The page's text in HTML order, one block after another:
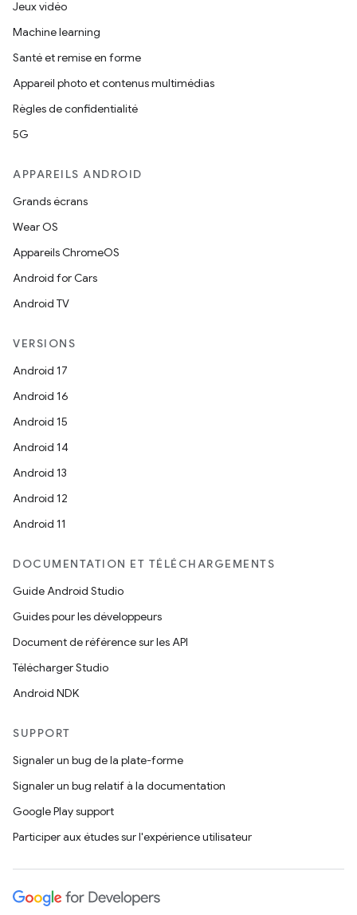
Jeux vidéo
Machine learning
Santé et remise en forme
Appareil photo et contenus multimédias
Règles de confidentialité
5G
APPAREILS ANDROID
Grands écrans
Wear OS
Appareils ChromeOS
Android for Cars
Android TV
VERSIONS
Android 17
Android 16
Android 15
Android 14
Android 13
Android 12
Android 11
DOCUMENTATION ET TÉLÉCHARGEMENTS
Guide Android Studio
Guides pour les développeurs
Document de référence sur les API
Télécharger Studio
Android NDK
SUPPORT
Signaler un bug de la plate-forme
Signaler un bug relatif à la documentation
Google Play support
Participer aux études sur l'expérience utilisateur